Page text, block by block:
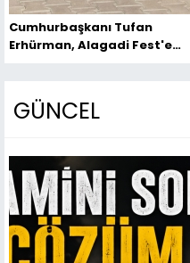
Cumhurbaşkanı Tufan
Erhürman, Alagadi Fest'e
GÜNCEL